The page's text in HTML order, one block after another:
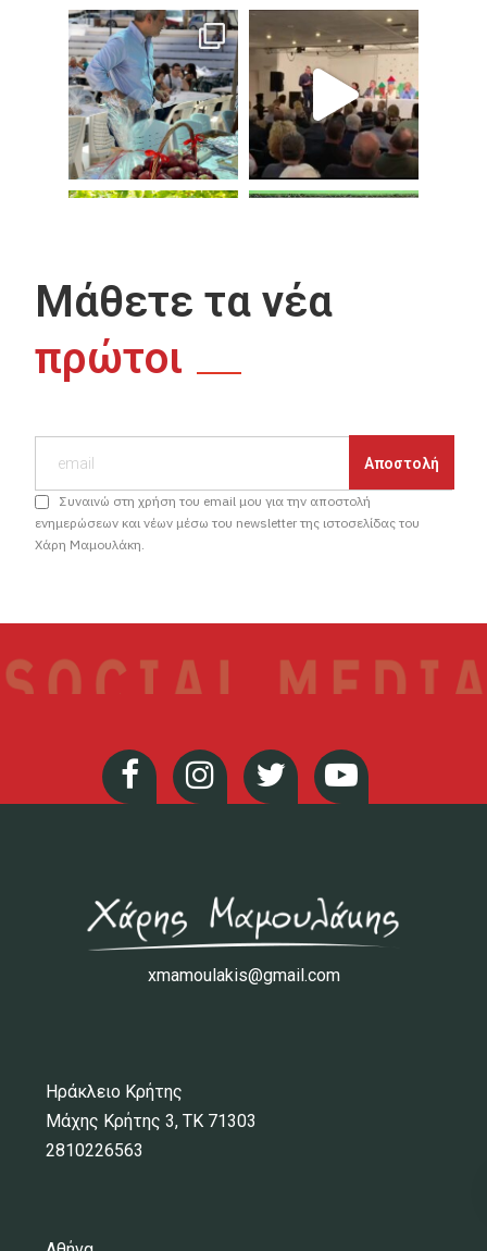
Μάθετε τα νέα
πρώτοι
Συναινώ στη χρήση του email μου για την αποστολή
ενημερώσεων και νέων μέσω του newsletter της ιστοσελίδας του
Χάρη Μαμουλάκη.
xmamoulakis@gmail.com
Ηράκλειο Κρήτης
Μάχης Κρήτης 3, ΤΚ 71303
2810226563